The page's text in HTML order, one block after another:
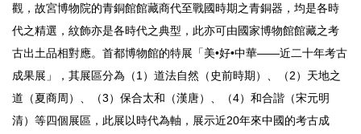
觀，故宮博物院的青銅館館藏商代至戰國時期之青銅器，均是各時
代之精選，紋飾亦是各時代之典型，此亦可由國家博物館館藏之考
古出土品相對應。首都博物館的特展「美•好•中華——近二十年考古
成果展」，其展區分為（1）道法自然（史前時期）、（2）天地之
道（夏商周）、（3）保合太和（漢唐）、（4）和合諧（宋元明
清）等四個展區，此展以時代為軸，展示近20年來中國的考古成